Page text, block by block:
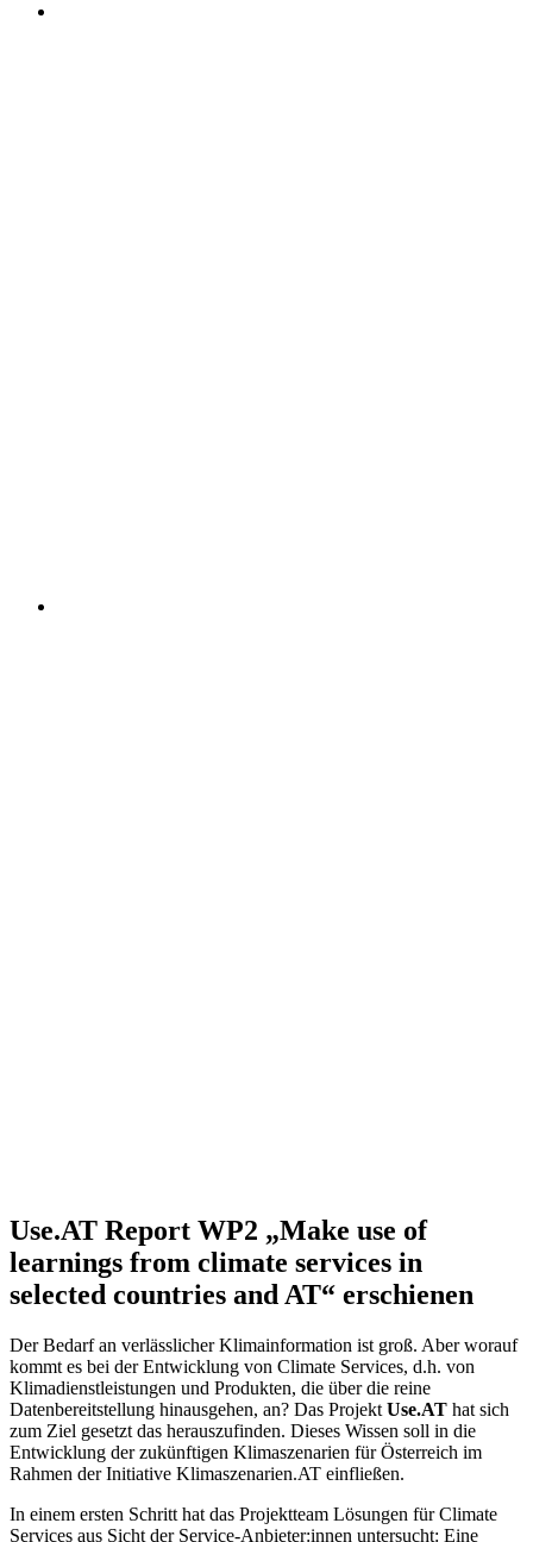
Use.AT Report WP2 „Make use of
learnings from climate services in
selected countries and AT“ erschienen
Der Bedarf an verlässlicher Klimainformation ist groß. Aber worauf
kommt es bei der Entwicklung von Climate Services, d.h. von
Klimadienstleistungen und Produkten, die über die reine
Datenbereitstellung hinausgehen, an? Das Projekt Use.AT hat sich
zum Ziel gesetzt das herauszufinden. Dieses Wissen soll in die
Entwicklung der zukünftigen Klimaszenarien für Österreich im
Rahmen der Initiative Klimaszenarien.AT einfließen.
In einem ersten Schritt hat das Projektteam Lösungen für Climate
Services aus Sicht der Service-Anbieter:innen untersucht: Eine